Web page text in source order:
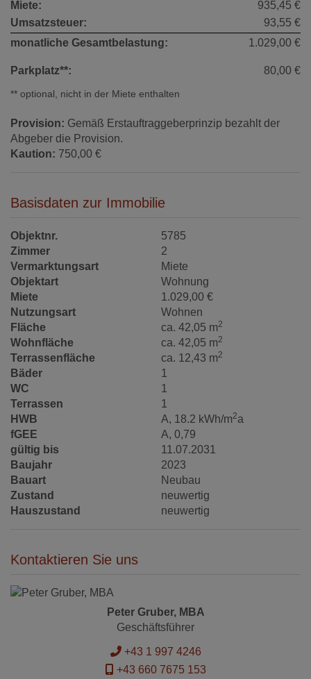
Miete:
935,45 €
Umsatzsteuer:
93,55 €
monatliche Gesamtbelastung:
1.029,00 €
Parkplatz**: 80,00 €
** optional, nicht in der Miete enthalten
Provision: Gemäß Erstauftraggeberprinzip bezahlt der
Abgeber die Provision.
Kaution: 750,00 €
Basisdaten zur Immobilie
Objektnr.
5785
Zimmer
2
Vermarktungsart
Miete
Objektart
Wohnung
Miete
1.029,00 €
Nutzungsart
Wohnen
Fläche
ca. 42,05 m2
Wohnfläche ca. 42,05 m2
Terrassenfläche ca. 12,43 m2
Bäder
1
WC
1
Terrassen
1
HWB
A, 18.2 kWh/m2a
fGEE
A, 0,79
gültig bis
11.07.2031
Baujahr
2023
Bauart
Neubau
Zustand
neuwertig
Hauszustand
neuwertig
Kontaktieren Sie uns
Peter Gruber, MBA
Geschäftsführer
+43 1 997 4246
+43 660 7675 153